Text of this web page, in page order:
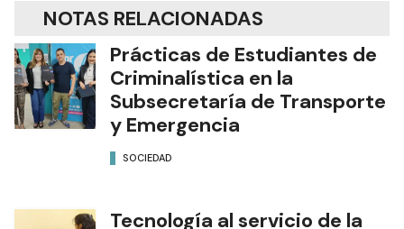
NOTAS RELACIONADAS
Prácticas de Estudiantes de
Criminalística en la
Subsecretaría de Transporte
y Emergencia
SOCIEDAD
Tecnología al servicio de la